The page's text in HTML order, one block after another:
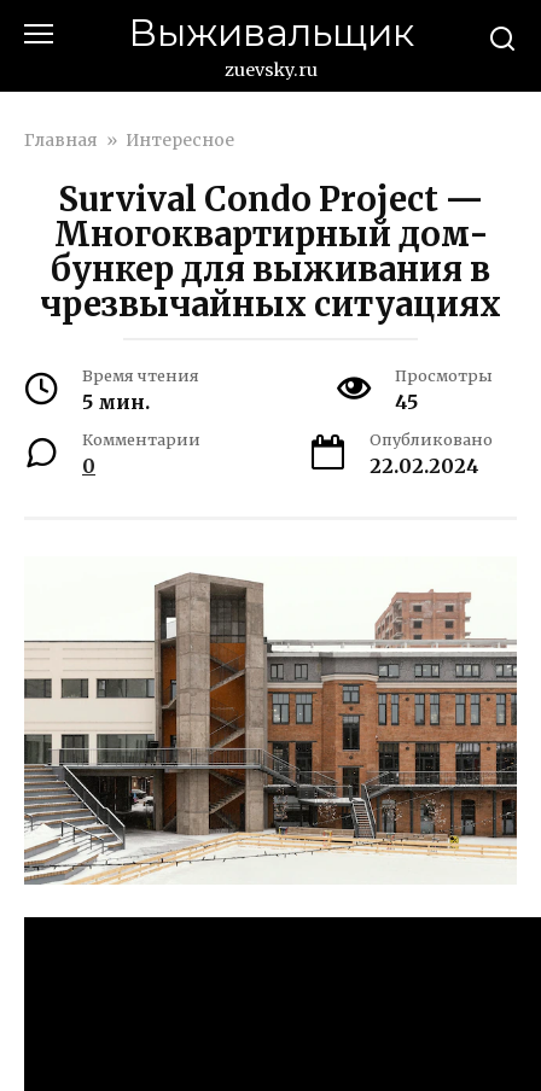
Выживальщик
zuevsky.ru
Главная » Интересное
Survival Condo Project —
Многоквартирный дом-
бункер для выживания в
чрезвычайных ситуациях
Время чтения
5 мин.
Просмотры
45
Комментарии
0
Опубликовано
22.02.2024